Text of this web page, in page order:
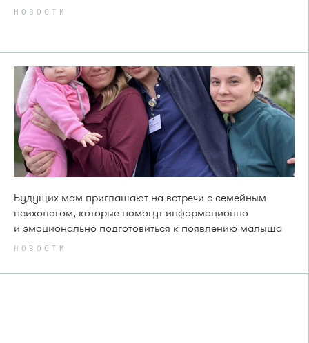
НОВОСТИ
Будущих мам приглашают на встречи с семейным
психологом, которые помогут информационно
и эмоционально подготовиться к появлению малыша
НОВОСТИ